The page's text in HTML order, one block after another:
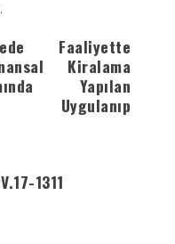
Faaliyette
Kiralama
Yapılan
Uygulanıp
1311